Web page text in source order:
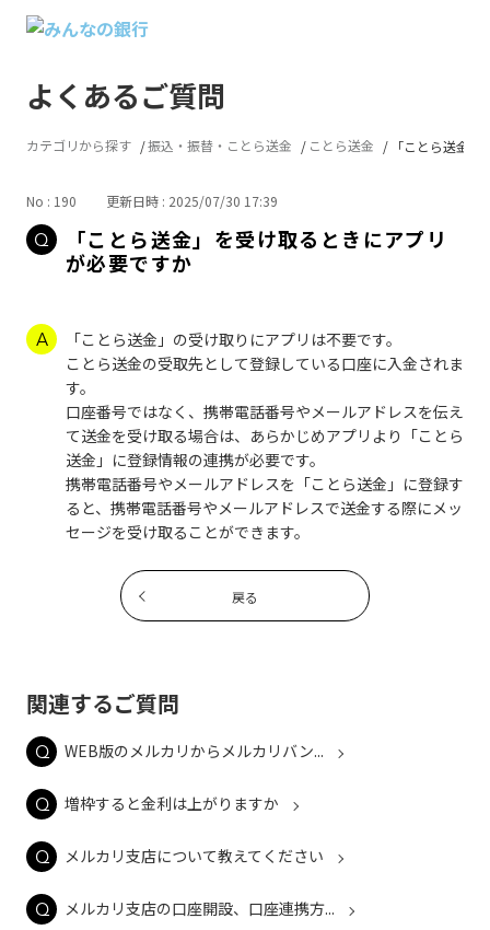
よくあるご質問
カテゴリから探す 振込・振替・ことら送金 ことら送金 「ことら送金
No : 190 更新日時 : 2025/07/30 17:39
「ことら送金」を受け取るときにアプリ
が必要ですか
「ことら送金」の受け取りにアプリは不要です。
ことら送金の受取先として登録している口座に入金されま
す。
口座番号ではなく、携帯電話番号やメールアドレスを伝え
て送金を受け取る場合は、あらかじめアプリより「ことら
送金」に登録情報の連携が必要です。
携帯電話番号やメールアドレスを「ことら送金」に登録す
ると、携帯電話番号やメールアドレスで送金する際にメッ
セージを受け取ることができます。
戻る
関連するご質問
WEB版のメルカリからメルカリバン...
増枠すると金利は上がりますか
メルカリ支店について教えてください
メルカリ支店の口座開設、口座連携方...